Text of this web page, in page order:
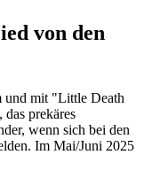
von den
und mit "Little Death
prekäres
wenn sich bei den
Im Mai/Juni 2025